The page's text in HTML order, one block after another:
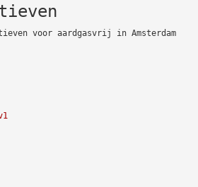
voor aardgasvrij in Amsterdam